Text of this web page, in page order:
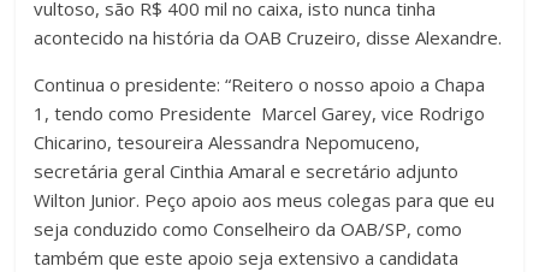
vultoso, são R$ 400 mil no caixa, isto nunca tinha
acontecido na história da OAB Cruzeiro, disse Alexandre.
Continua o presidente: “Reitero o nosso apoio a Chapa
1, tendo como Presidente Marcel Garey, vice Rodrigo
Chicarino, tesoureira Alessandra Nepomuceno,
secretária geral Cinthia Amaral e secretário adjunto
Wilton Junior. Peço apoio aos meus colegas para que eu
seja conduzido como Conselheiro da OAB/SP, como
também que este apoio seja extensivo a candidata